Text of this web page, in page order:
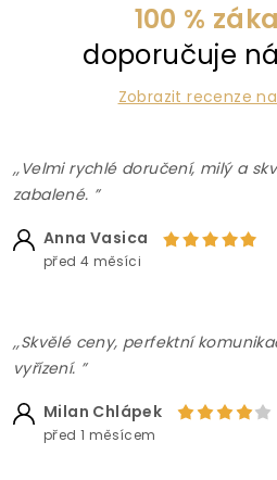
100 %
doporučuje
Zobrazit recenze
,,Velmi rychlé doručení, milý a
zabalené. ”
Anna Vasica
před 4 měsíci
,,Skvělé ceny, perfektní
vyřízení. ”
Milan Chlápek
před 1 měsícem